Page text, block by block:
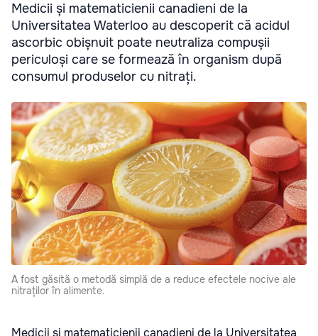
Medicii și matematicienii canadieni de la
Universitatea Waterloo au descoperit că acidul
ascorbic obișnuit poate neutraliza compușii
periculoși care se formează în organism după
consumul produselor cu nitrați.
A fost găsită o metodă simplă de a reduce efectele nocive ale
nitraților în alimente.
Medicii și matematicienii canadieni de la Universitatea